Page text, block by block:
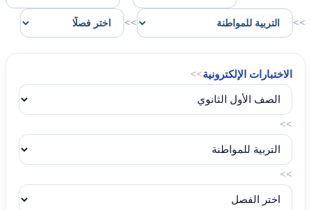
>>
>>
الاختبارات الإلكترونية>>
>>
>>